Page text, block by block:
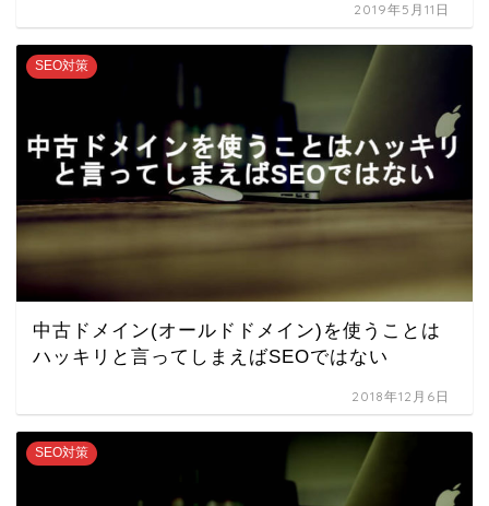
2019年5月11日
SEO対策
中古ドメイン(オールドドメイン)を使うことは
ハッキリと言ってしまえばSEOではない
2018年12月6日
SEO対策